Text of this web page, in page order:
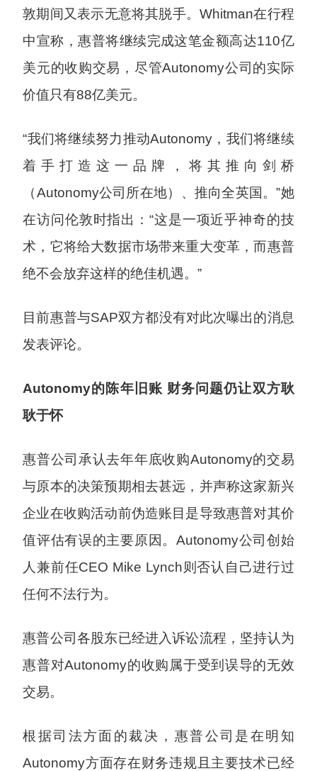
敦期间又表示无意将其脱手。Whitman在行程
中宣称，惠普将继续完成这笔金额高达110亿
美元的收购交易，尽管Autonomy公司的实际
价值只有88亿美元。
“我们将继续努力推动Autonomy，我们将继续
着手打造这一品牌，将其推向剑桥
（Autonomy公司所在地）、推向全英国。”她
在访问伦敦时指出：“这是一项近乎神奇的技
术，它将给大数据市场带来重大变革，而惠普
绝不会放弃这样的绝佳机遇。”
目前惠普与SAP双方都没有对此次曝出的消息
发表评论。
Autonomy的陈年旧账 财务问题仍让双方耿
耿于怀
惠普公司承认去年年底收购Autonomy的交易
与原本的决策预期相去甚远，并声称这家新兴
企业在收购活动前伪造账目是导致惠普对其价
值评估有误的主要原因。Autonomy公司创始
人兼前任CEO Mike Lynch则否认自己进行过
任何不法行为。
惠普公司各股东已经进入诉讼流程，坚持认为
惠普对Autonomy的收购属于受到误导的无效
交易。
根据司法方面的裁决，惠普公司是在明知
Autonomy方面存在财务违规且主要技术已经